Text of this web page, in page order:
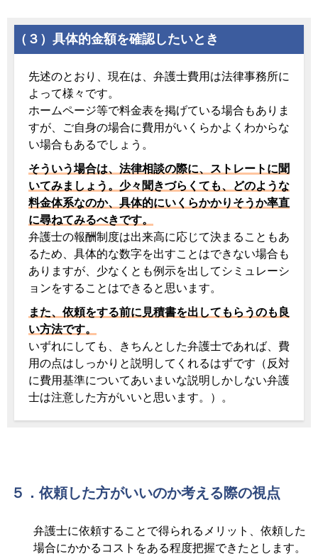
（３）具体的金額を確認したいとき
先述のとおり、現在は、弁護士費用は法律事務所に
よって様々です。
ホームページ等で料金表を掲げている場合もありま
すが、ご自身の場合に費用がいくらかよくわからな
い場合もあるでしょう。
そういう場合は、法律相談の際に、ストレートに聞
いてみましょう。少々聞きづらくても、どのような
料金体系なのか、具体的にいくらかかりそうか率直
に尋ねてみるべきです。
弁護士の報酬制度は出来高に応じて決まることもあ
るため、具体的な数字を出すことはできない場合も
ありますが、少なくとも例示を出してシミュレーシ
ョンをすることはできると思います。
また、依頼をする前に見積書を出してもらうのも良
い方法です。
いずれにしても、きちんとした弁護士であれば、費
用の点はしっかりと説明してくれるはずです（反対
に費用基準についてあいまいな説明しかしない弁護
士は注意した方がいいと思います。）。
５．依頼した方がいいのか考える際の視点
弁護士に依頼することで得られるメリット、依頼した
場合にかかるコストをある程度把握できたとします。